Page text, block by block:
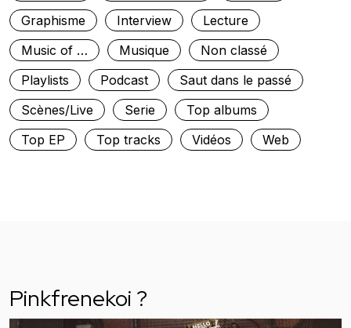
Graphisme
Interview
Lecture
Music of …
Musique
Non classé
Playlists
Podcast
Saut dans le passé
Scènes/Live
Serie
Top albums
Top EP
Top tracks Vidéos Web
Pinkfrenekoi ?